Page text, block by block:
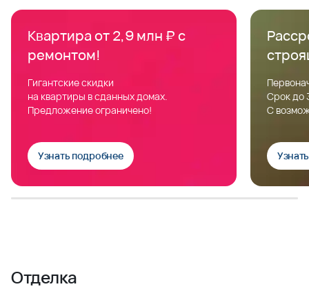
Квартира от 2,9 млн ₽ с
ремонтом!
Гигантские скидки
на квартиры в сданных домах.
Предложение ограничено!
Узнать подробнее
Срок до
С
Отделка